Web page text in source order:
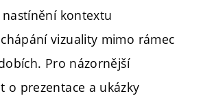
kontextu
vizuality mimo rámec
Pro názornější
o prezentace a ukázky